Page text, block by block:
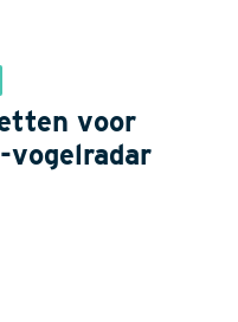
voor
vogelradar